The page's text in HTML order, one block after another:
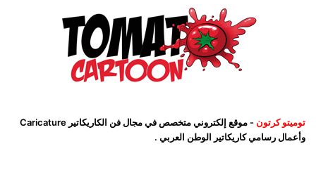
توميتو كرتون
- موقع إلكتروني متخصص في مجال فن الكاريكاتير Caricature
وأعمال رسامي كاريكاتير الوطن العربي .